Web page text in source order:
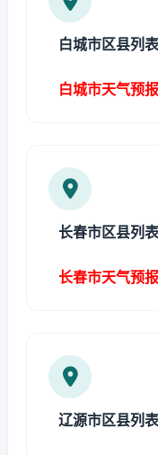
白城市区县列表
白城市天气预报
长春市区县列表
长春市天气预报
辽源市区县列表